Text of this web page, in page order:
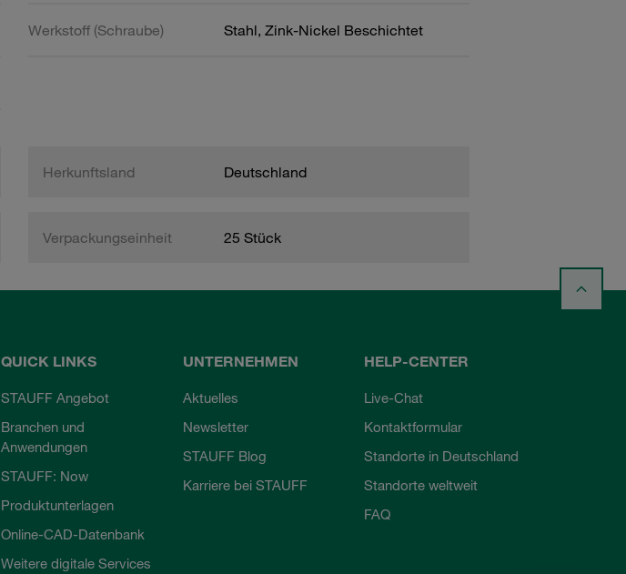
Werkstoff (Schraube) Stahl, Zink-Nickel Beschichtet
Herkunftsland Deutschland
Verpackungseinheit 25 Stück
QUICK LINKS
STAUFF Angebot
Branchen und
Anwendungen
STAUFF: Now
Produktunterlagen
Online-CAD-Datenbank
Weitere digitale Services
UNTERNEHMEN
Aktuelles
Newsletter
STAUFF Blog
Karriere bei STAUFF
HELP-CENTER
Live-Chat
Kontaktformular
Standorte in Deutschland
Standorte weltweit
FAQ